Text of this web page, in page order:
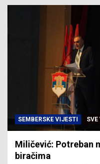
SEMBERSKE VIJESTI SVE
Miličević: Potreban
biračima